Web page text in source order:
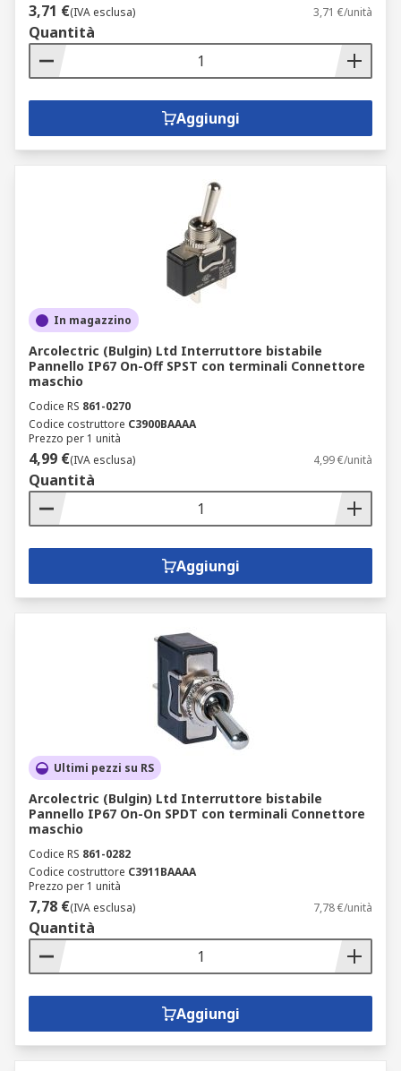
3,71 €(IVA esclusa) 3,71 €/unità
Quantità
Aggiungi
In magazzino
Arcolectric (Bulgin) Ltd Interruttore bistabile
Pannello IP67 On-Off SPST con terminali Connettore
maschio
Codice RS 861-0270
Codice costruttore C3900BAAAA
Prezzo per 1 unità
4,99 €(IVA esclusa) 4,99 €/unità
Quantità
Aggiungi
Ultimi pezzi su RS
Arcolectric (Bulgin) Ltd Interruttore bistabile
Pannello IP67 On-On SPDT con terminali Connettore
maschio
Codice RS 861-0282
Codice costruttore C3911BAAAA
Prezzo per 1 unità
7,78 €(IVA esclusa) 7,78 €/unità
Quantità
Aggiungi